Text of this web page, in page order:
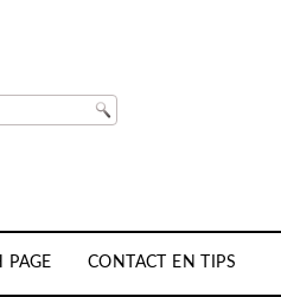
PAGE CONTACT EN TIPS